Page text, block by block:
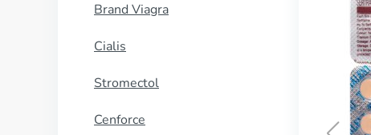
Brand Viagra
Cialis
Stromectol
Cenforce